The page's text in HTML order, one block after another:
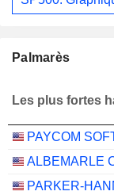
Palmarès
Les plus fortes
PAYCOM